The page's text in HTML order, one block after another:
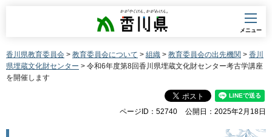
香川県
メニュー
香川県教育委員会 > 教育委員会について > 組織 > 教育委員会の出先機関 > 香川
県埋蔵文化財センター > 令和6年度第8回香川県埋蔵文化財センター考古学講座
を開催します
ページID：52740 公開日：2025年2月18日